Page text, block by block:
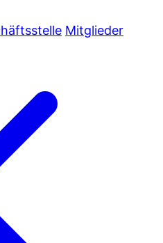
Mitglieder